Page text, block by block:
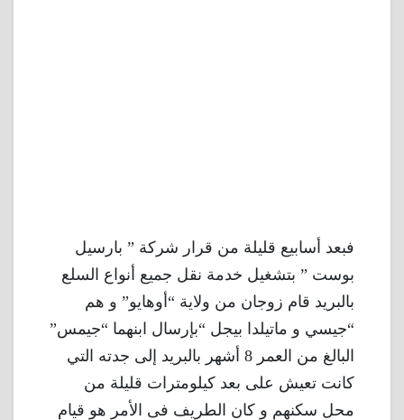
فبعد أسابيع قليلة من قرار شركة ” بارسيل
بوست ” بتشغيل خدمة نقل جميع أنواع السلع
بالبريد قام زوجان من ولاية “أوهايو” و هم
“جيسي و ماتيلدا بيجل “بإرسال ابنهما “جيمس”
البالغ من العمر 8 أشهر بالبريد إلى جدته التي
كانت تعيش على بعد كيلومترات قليلة من
محل سكنهم و كان الطريف فى الأمر هو قيام